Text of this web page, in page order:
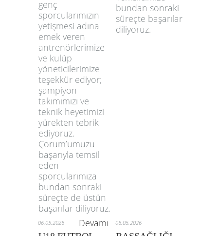
genç
sporcularımızın
yetişmesi adına
emek veren
antrenörlerimize
ve kulüp
yöneticilerimize
teşekkür ediyor;
şampiyon
takımımızı ve
teknik heyetimizi
yürekten tebrik
ediyoruz.
Çorum’umuzu
başarıyla temsil
eden
sporcularımıza
bundan sonraki
süreçte de üstün
başarılar diliyoruz.
bundan sonraki
süreçte başarılar
diliyoruz.
06.05.2026 Devamı 06.05.2026